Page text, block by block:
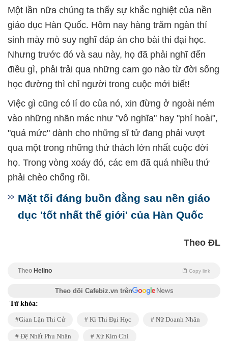
Một lần nữa chúng ta thấy sự khắc nghiệt của nền
giáo dục Hàn Quốc. Hôm nay hàng trăm ngàn thí
sinh mày mò suy nghĩ đáp án cho bài thi đại học.
Nhưng trước đó và sau này, họ đã phải nghĩ đến
điều gì, phải trải qua những cam go nào từ đời sống
học đường thì chỉ người trong cuộc mới biết!
Việc gì cũng có lí do của nó, xin đừng ở ngoài ném
vào những nhãn mác như "vô nghĩa" hay "phí hoài",
"quá mức" dành cho những sĩ tử đang phải vượt
qua một trong những thử thách lớn nhất cuộc đời
họ. Trong vòng xoáy đó, các em đã quá nhiều thứ
phải chèo chống rồi.
Mặt tối đáng buồn đằng sau nền giáo
dục 'tốt nhất thế giới' của Hàn Quốc
Theo ĐL
Theo Helino Copy link
Theo dõi Cafebiz.vn trên
Từ khóa:
Gian Lận Thi Cử Kì Thi Đại Học Nữ Doanh Nhân
Đệ Nhất Phu Nhân Xứ Kim Chi